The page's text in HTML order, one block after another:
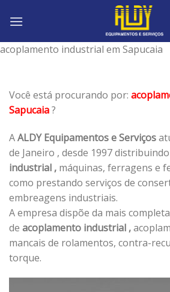
acoplamento industrial em Sapucaia
Você está procurando por:
Sapucaia?
AALDY Equipamentos e Serviços
de Janeiro , desde 1997 distribuindo
industrial , máquinas, ferragens e
como prestando serviços de
embreagens industriais.
A empresa dispõe da mais
de acoplamento industrial ,
mancais de rolamentos, contra-
torque.